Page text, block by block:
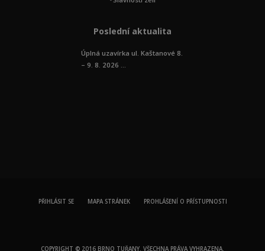
Poslední aktualita
Úplná uzavírka ul. Kaštanové 8.
– 9. 8. 2026 ...
PŘIHLÁSIT SE MAPA STRÁNEK PROHLÁŠENÍ O PŘÍSTUPNOSTI
COPYRIGHT © 2016 BRNO TUŘANY. VŠECHNA PRÁVA VYHRAZENA.